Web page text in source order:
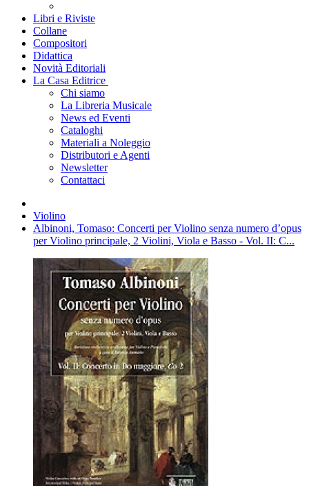
Libri e Riviste
Collane
Compositori
Didattica
Novità Editoriali
La Casa Editrice
Chi siamo
La Libreria Musicale
News ed Eventi
Cataloghi
Materiali a Noleggio
Distributori e Agenti
Newsletter
Contattaci
Violino
Albinoni, Tomaso: Concerti per Violino senza numero d’opus
per Violino principale, 2 Violini, Viola e Basso - Vol. II: C...